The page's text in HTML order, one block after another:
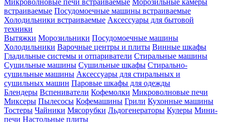
Микроволновые печи встраиваемые Морозильные камеры
встраиваемые Посудомоечные машины встраиваемые
Холодильники встраиваемые Аксессуары для бытовой
техники
Вытяжки Морозильники Посудомоечные машины
Холодильники Варочные центры и плиты Винные шкафы
Гладильные системы и отпариватели Стиральные машины
Сушильные машины Сушильные шкафы Стирально-
сушильные машины Аксессуары для стиральных и
сушильных машин Паровые шкафы для одежды
Блендеры Вспениватели Кофемолки Микроволновые печи
Миксеры Пылесосы Кофемашины Грили Кухонные машины
Тостеры Чайники Мясорубки Льдогенераторы Кулеры Мини-
печи Настольные плиты